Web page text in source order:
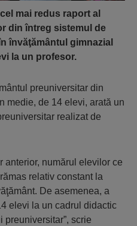
mai redus raport al
din întreg sistemul de
învăţământul gimnazial
la un profesor.
preuniversitar din
medie, de 14 elevi, arată un
realizat de
anterior, numărul elevilor ce
relativ constant la
De asemenea, a
elevi la un cadrul didactic
scrie